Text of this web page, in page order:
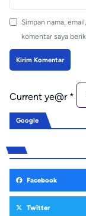
Simpan nama,
komentar saya
Current ye@r *
Google
Facebook
Twitter